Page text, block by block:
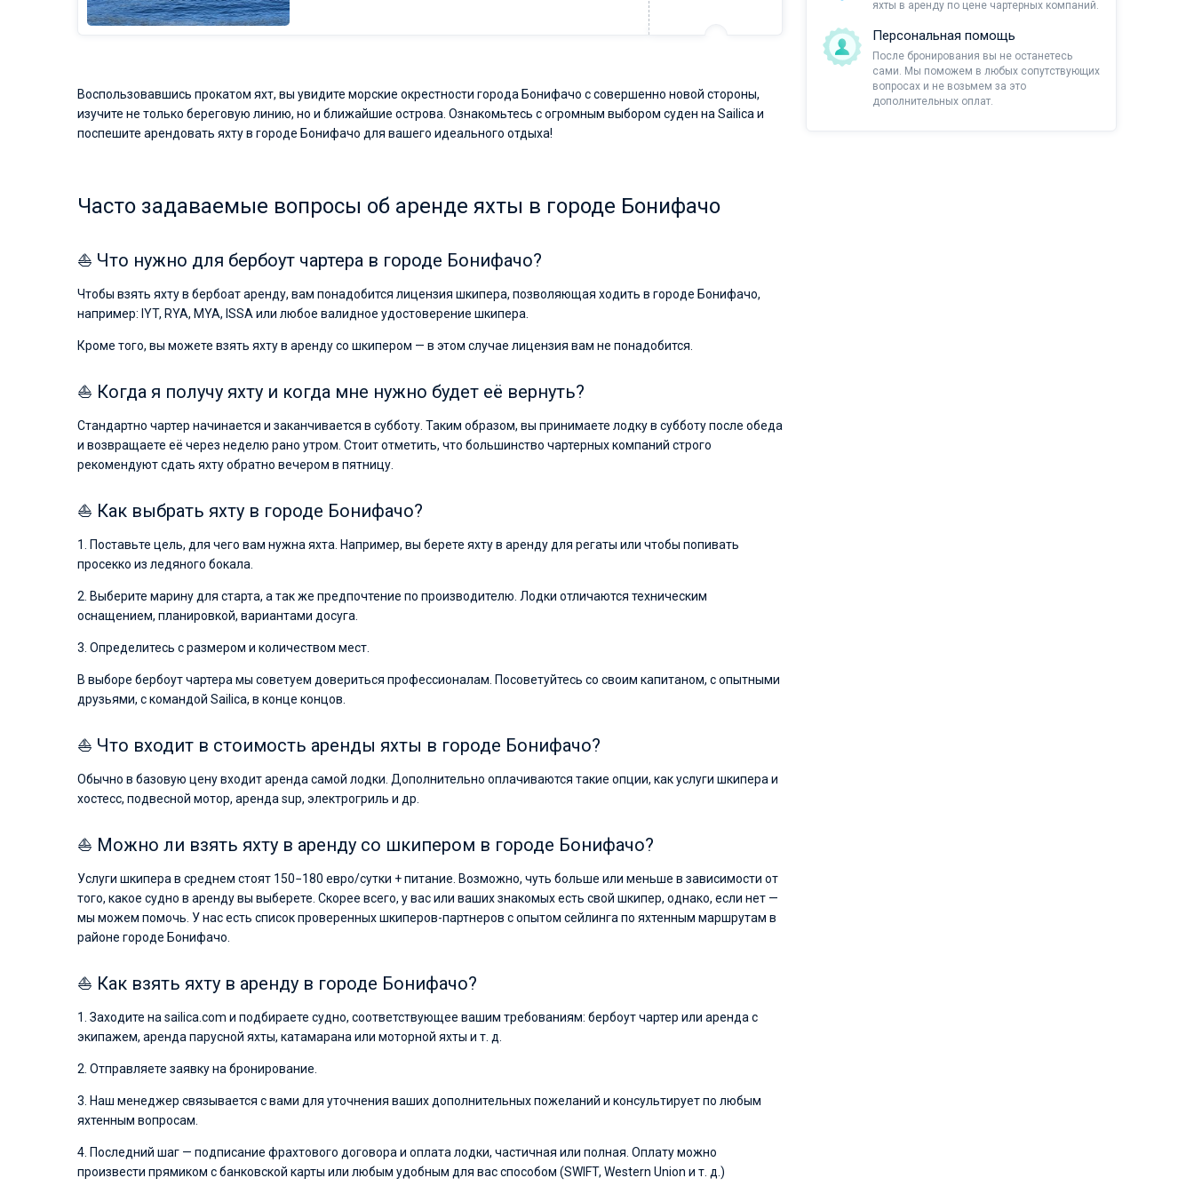
Воспользовавшись прокатом яхт, вы увидите морские окрестности города Бонифачо с совершенно новой стороны,
изучите не только береговую линию, но и ближайшие острова. Ознакомьтесь с огромным выбором суден на Sailica и
поспешите арендовать яхту в городе Бонифачо для вашего идеального отдыха!
Часто задаваемые вопросы об аренде яхты в городе Бонифачо
⛵ Что нужно для бербоут чартера в городе Бонифачо?
Чтобы взять яхту в бербоат аренду, вам понадобится лицензия шкипера, позволяющая ходить в городе Бонифачо,
например: IYT, RYA, MYA, ISSA или любое валидное удостоверение шкипера.
Кроме того, вы можете взять яхту в аренду со шкипером — в этом случае лицензия вам не понадобится.
⛵ Когда я получу яхту и когда мне нужно будет её вернуть?
Стандартно чартер начинается и заканчивается в субботу. Таким образом, вы принимаете лодку в субботу после обеда
и возвращаете её через неделю рано утром. Стоит отметить, что большинство чартерных компаний строго
рекомендуют сдать яхту обратно вечером в пятницу.
⛵ Как выбрать яхту в городе Бонифачо?
1. Поставьте цель, для чего вам нужна яхта. Например, вы берете яхту в аренду для регаты или чтобы попивать
просекко из ледяного бокала.
2. Выберите марину для старта, а так же предпочтение по производителю. Лодки отличаются техническим
оснащением, планировкой, вариантами досуга.
3. Определитесь с размером и количеством мест.
В выборе бербоут чартера мы советуем довериться профессионалам. Посоветуйтесь со своим капитаном, с опытными
друзьями, с командой Sailica, в конце концов.
⛵ Что входит в стоимость аренды яхты в городе Бонифачо?
Обычно в базовую цену входит аренда самой лодки. Дополнительно оплачиваются такие опции, как услуги шкипера и
хостесс, подвесной мотор, аренда sup, электрогриль и др.
⛵ Можно ли взять яхту в аренду со шкипером в городе Бонифачо?
Услуги шкипера в среднем стоят 150−180 евро/сутки + питание. Возможно, чуть больше или меньше в зависимости от
того, какое судно в аренду вы выберете. Скорее всего, у вас или ваших знакомых есть свой шкипер, однако, если нет —
мы можем помочь. У нас есть список проверенных шкиперов-партнеров с опытом сейлинга по яхтенным маршрутам в
районе городе Бонифачо.
⛵ Как взять яхту в аренду в городе Бонифачо?
1. Заходите на sailica.com и подбираете судно, соответствующее вашим требованиям: бербоут чартер или аренда с
экипажем, аренда парусной яхты, катамарана или моторной яхты и т. д.
2. Отправляете заявку на бронирование.
3. Наш менеджер связывается с вами для уточнения ваших дополнительных пожеланий и консультирует по любым
яхтенным вопросам.
4. Последний шаг — подписание фрахтового договора и оплата лодки, частичная или полная. Оплату можно
произвести прямиком с банковской карты или любым удобным для вас способом (SWIFT, Western Union и т. д.)
яхты в аренду по цене чартерных компаний.
Персональная помощь
После бронирования вы не останетесь
сами. Мы поможем в любых сопутствующих
вопросах и не возьмем за это
дополнительных оплат.